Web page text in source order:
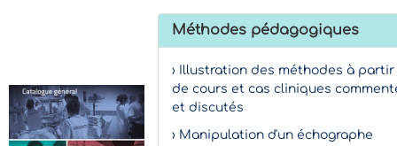
Méthodes pédagogiques
› Illustration des méthodes à partir
de cours et cas cliniques
et discutés
› Manipulation d'un échographe